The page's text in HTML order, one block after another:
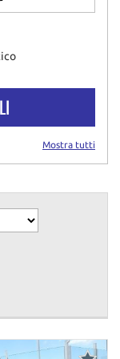
Mostra tutti